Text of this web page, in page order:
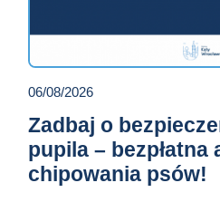
06/08/2026
Zadbaj o
pupila – bezpłatna
chipowania psów!